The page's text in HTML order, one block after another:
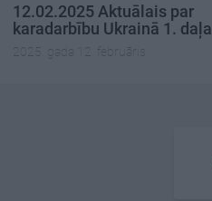
12.02.2025 Aktuālais par
karadarbību Ukrainā 1. daļa
2025. gada 12. februāris